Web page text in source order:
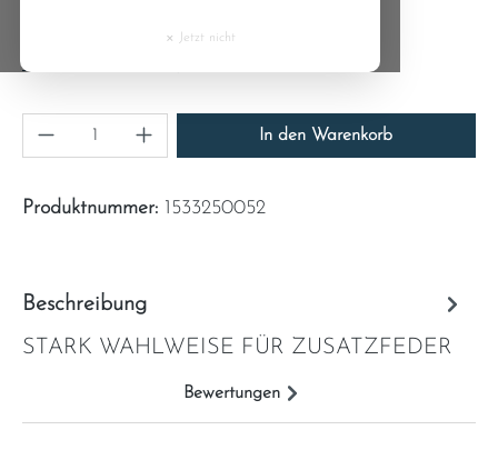
Preise inkl. MwSt. zzgl. Versandkosten
Produkt Anzahl: Gib den gewünschten Wert
In den Warenkorb
Produktnummer: 1533250052
Beschreibung
STARK WAHLWEISE FÜR ZUSATZFEDER
Bewertungen
Czech Republic
Denmark
France
Hungary
× Jetzt nicht